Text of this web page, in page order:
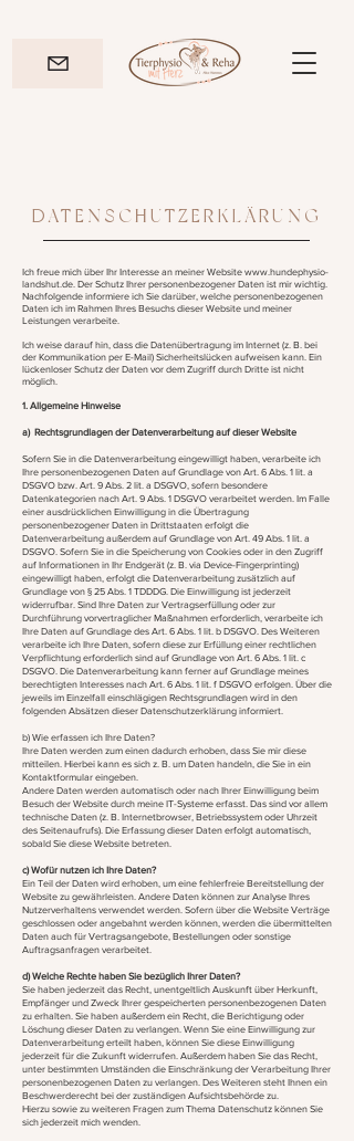
DATENSCHUTZERKLÄRUNG
Ich freue mich über Ihr Interesse an meiner Websitewww.hundephysio-
landshut.de . Der Schutz Ihrer personenbezogener Daten ist mir wichtig.
Nachfolgende informiere ich Sie darüber, welche personenbezogenen
Daten ich im Rahmen Ihres Besuchs dieser Website und meiner
Leistungen verarbeite.
Ich weise darauf hin, dass die Datenübertragung im Internet (z. B. bei
der Kommunikation per E-Mail) Sicherheitslücken aufweisen kann. Ein
lückenloser Schutz der Daten vor dem Zugriff durch Dritte ist nicht
möglich.
1. Allgemeine Hinweise
a) Rechtsgrundlagen der Datenverarbeitung auf dieser Website
Sofern Sie in die Datenverarbeitung eingewilligt haben, verarbeite ich
Ihre personenbezogenen Daten auf Grundlage von Art. 6 Abs. 1 lit. a
DSGVO bzw. Art. 9 Abs. 2 lit. a DSGVO, sofern besondere
Datenkategorien nach Art. 9 Abs. 1 DSGVO verarbeitet werden. Im Falle
einer ausdrücklichen Einwilligung in die Übertragung
personenbezogener Daten in Drittstaaten erfolgt die
Datenverarbeitung außerdem auf Grundlage von Art. 49 Abs. 1 lit. a
DSGVO. Sofern Sie in die Speicherung von Cookies oder in den Zugriff
auf Informationen in Ihr Endgerät (z. B. via Device-Fingerprinting)
eingewilligt haben, erfolgt die Datenverarbeitung zusätzlich auf
Grundlage von § 25 Abs. 1 TDDDG. Die Einwilligung ist jederzeit
widerrufbar. Sind Ihre Daten zur Vertragserfüllung oder zur
Durchführung vorvertraglicher Maßnahmen erforderlich, verarbeite ich
Ihre Daten auf Grundlage des Art. 6 Abs. 1 lit. b DSGVO. Des Weiteren
verarbeite ich Ihre Daten, sofern diese zur Erfüllung einer rechtlichen
Verpflichtung erforderlich sind auf Grundlage von Art. 6 Abs. 1 lit. c
DSGVO. Die Datenverarbeitung kann ferner auf Grundlage meines
berechtigten Interesses nach Art. 6 Abs. 1 lit. f DSGVO erfolgen. Über die
jeweils im Einzelfall einschlägigen Rechtsgrundlagen wird in den
folgenden Absätzen dieser Datenschutzerklärung informiert.
b) Wie erfassen ich Ihre Daten?
Ihre Daten werden zum einen dadurch erhoben, dass Sie mir diese
mitteilen. Hierbei kann es sich z. B. um Daten handeln, die Sie in ein
Kontaktformular eingeben.
Andere Daten werden automatisch oder nach Ihrer Einwilligung beim
Besuch der Website durch meine IT-Systeme erfasst. Das sind vor allem
technische Daten (z. B. Internetbrowser, Betriebssystem oder Uhrzeit
des Seitenaufrufs). Die Erfassung dieser Daten erfolgt automatisch,
sobald Sie diese Website betreten.
c) Wofür nutzen ich Ihre Daten?
Ein Teil der Daten wird erhoben, um eine fehlerfreie Bereitstellung der
Website zu gewährleisten. Andere Daten können zur Analyse Ihres
Nutzerverhaltens verwendet werden. Sofern über die Website Verträge
geschlossen oder angebahnt werden können, werden die übermittelten
Daten auch für Vertragsangebote, Bestellungen oder sonstige
Auftragsanfragen verarbeitet.
d) Welche Rechte haben Sie bezüglich Ihrer Daten?
Sie haben jederzeit das Recht, unentgeltlich Auskunft über Herkunft,
Empfänger und Zweck Ihrer gespeicherten personenbezogenen Daten
zu erhalten. Sie haben außerdem ein Recht, die Berichtigung oder
Löschung dieser Daten zu verlangen. Wenn Sie eine Einwilligung zur
Datenverarbeitung erteilt haben, können Sie diese Einwilligung
jederzeit für die Zukunft widerrufen. Außerdem haben Sie das Recht,
unter bestimmten Umständen die Einschränkung der Verarbeitung Ihrer
personenbezogenen Daten zu verlangen. Des Weiteren steht Ihnen ein
Beschwerderecht bei der zuständigen Aufsichtsbehörde zu.
Hierzu sowie zu weiteren Fragen zum Thema Datenschutz können Sie
sich jederzeit mich wenden.